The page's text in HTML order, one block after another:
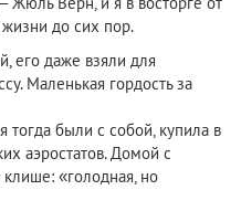
жизни до сих пор.
его даже взяли для
Маленькая гордость за
тогда были с собой, купила в
аэростатов. Домой с
клише: «голодная, но